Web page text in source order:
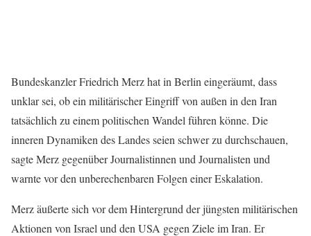
Bundeskanzler Friedrich Merz hat in Berlin eingeräumt, dass
unklar sei, ob ein militärischer Eingriff von außen in den Iran
tatsächlich zu einem politischen Wandel führen könne. Die
inneren Dynamiken des Landes seien schwer zu durchschauen,
sagte Merz gegenüber Journalistinnen und Journalisten und
warnte vor den unberechenbaren Folgen einer Eskalation.
Merz äußerte sich vor dem Hintergrund der jüngsten militärischen
Aktionen von Israel und den USA gegen Ziele im Iran. Er